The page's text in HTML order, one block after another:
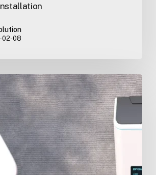
02-08